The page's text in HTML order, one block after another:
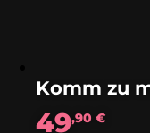
49,90€